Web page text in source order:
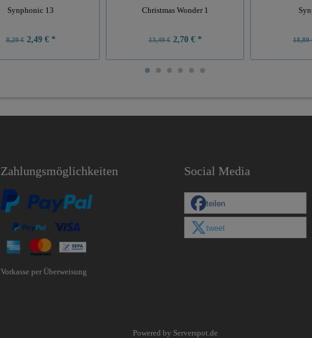
Synphonic 13
8,29 €2,49 € *
Christmas Wonder 1
13,49 €2,70 € * 18,89
Zahlungsmöglichkeiten
Vorkasse per Überweisung
Social Media
teilen
tweet
Powered by Serverspot.de